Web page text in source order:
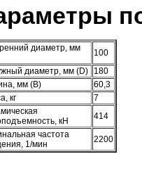
диаметр, мм
100
диаметр, мм (D)
180
мм (B)
60,3
кг
7
кН
414
частота
1/мин
2200